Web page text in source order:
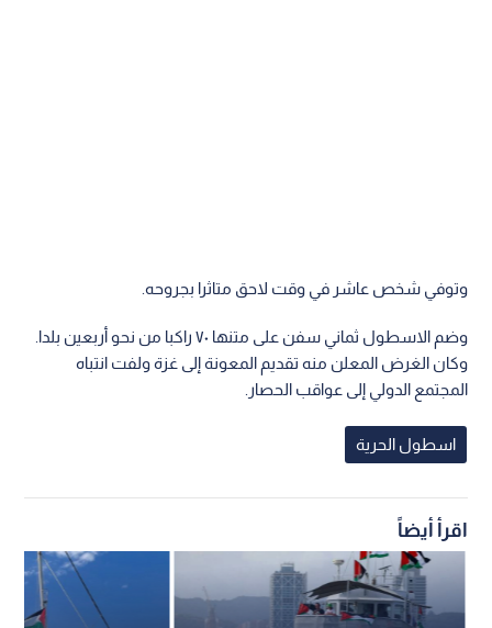
وتوفي شخص عاشر في وقت لاحق متاثرا بجروحه.
وضم الاسطول ثماني سفن على متنها ٧٠ راكبا من نحو أربعين بلدا.
وكان الغرض المعلن منه تقديم المعونة إلى غزة ولفت انتباه
المجتمع الدولي إلى عواقب الحصار.
اسطول الحرية
اقرأ أيضاً